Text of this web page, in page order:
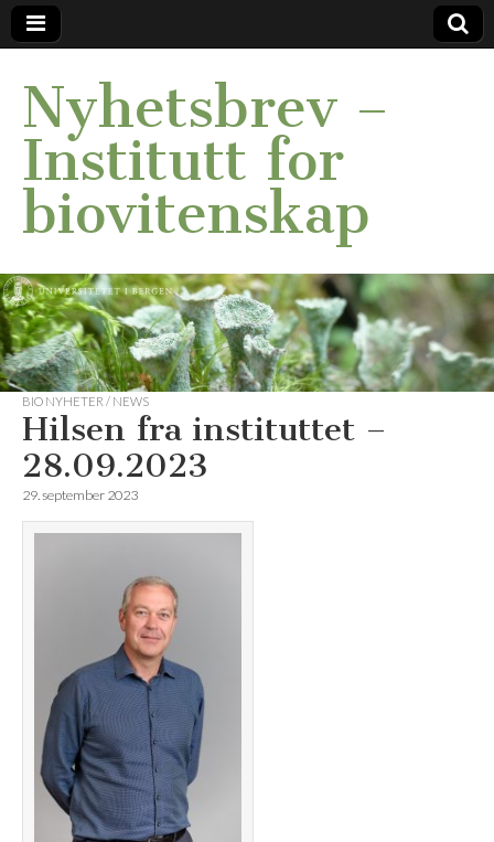
Nyhetsbrev –
Institutt for
biovitenskap
BIO NYHETER / NEWS
Hilsen fra instituttet –
28.09.2023
29. september 2023